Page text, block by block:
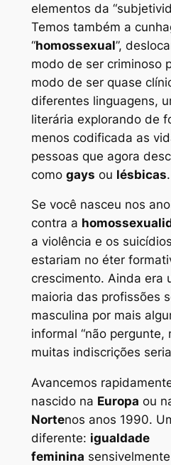
elementos da
Temos também a
“homossexual”,
modo de ser criminoso
modo de ser quase
diferentes linguagens,
literária explorando de
menos codificada as
pessoas que agora
como gays ou lésbicas.
Se você nasceu nos
contra a
a violência e os
estariam no éter
crescimento. Ainda era
maioria das profissões
masculina por mais
informal “não pergunte,
muitas indiscrições
Avancemos
nascido na Europa ou
Nortenos anos 1990.
diferente: igualdade
feminina